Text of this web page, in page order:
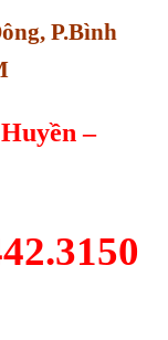
P.Bình
–